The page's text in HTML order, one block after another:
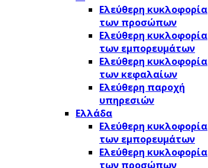
Ελεύθερη κυκλοφορία
των προσώπων
Ελεύθερη κυκλοφορία
των εμπορευμάτων
Ελεύθερη κυκλοφορία
των κεφαλαίων
Ελεύθερη παροχή
υπηρεσιών
Ελλάδα
Ελεύθερη κυκλοφορία
των εμπορευμάτων
Ελεύθερη κυκλοφορία
των προσώπων